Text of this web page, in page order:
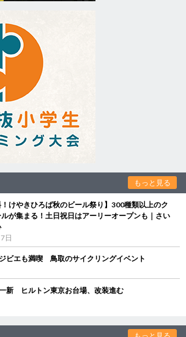
もっと見る
！けやきひろば秋のビール祭り】300種類以上のク
が集まる！土日祝日はアーリーオープンも｜さい
日
ビエも満喫 鳥取のサイクリングイベント
新 ヒルトン東京お台場、改装進む